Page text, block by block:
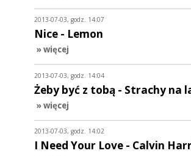
2013-07-03, godz. 14:07
Nice - Lemon
» więcej
2013-07-03, godz. 14:04
Żeby być z tobą - Strachy na
» więcej
2013-07-03, godz. 14:02
I Need Your Love - Calvin